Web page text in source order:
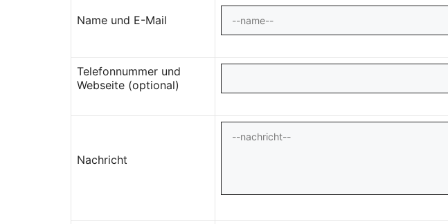
Name und E-Mail
Telefonnummer und
Webseite (optional)
Nachricht